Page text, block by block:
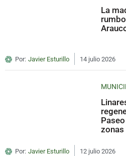
La
Por: Javier Esturillo 14 julio 2026
zonas
Por: Javier Esturillo 12 julio 2026